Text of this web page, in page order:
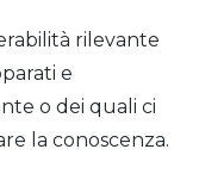
rilevante
e
o dei quali ci
la conoscenza.